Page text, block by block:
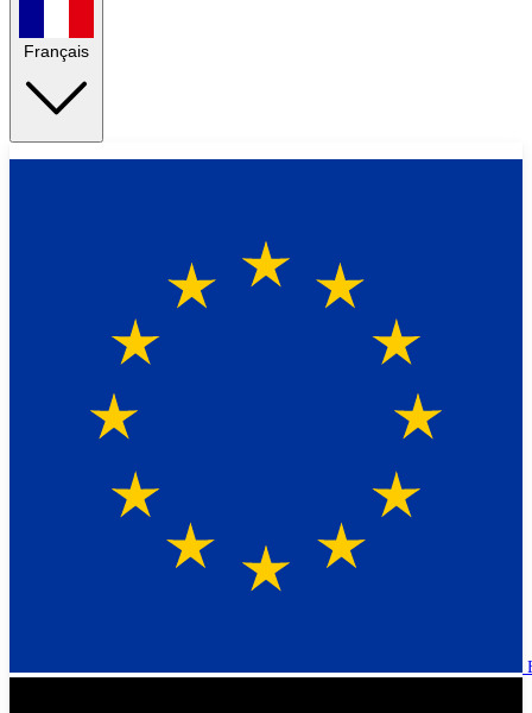
Français